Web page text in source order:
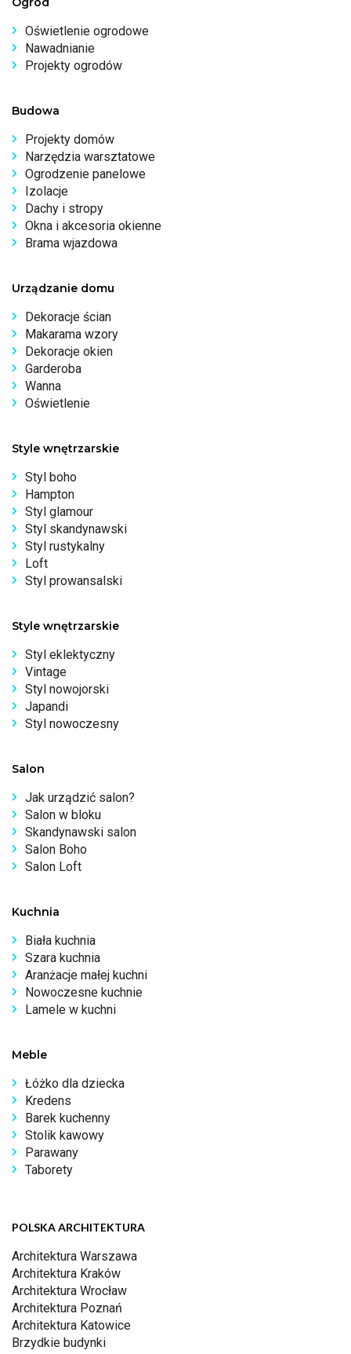
Oświetlenie ogrodowe
Nawadnianie
Projekty ogrodów
Budowa
Projekty domów
Narzędzia warsztatowe
Ogrodzenie panelowe
Izolacje
Dachy i stropy
Okna i akcesoria okienne
Brama wjazdowa
Urządzanie domu
Dekoracje ścian
Makarama wzory
Dekoracje okien
Garderoba
Wanna
Oświetlenie
Style wnętrzarskie
Styl boho
Hampton
Styl glamour
Styl skandynawski
Styl rustykalny
Loft
Styl prowansalski
Style wnętrzarskie
Styl eklektyczny
Vintage
Styl nowojorski
Japandi
Styl nowoczesny
Salon
Jak urządzić salon?
Salon w bloku
Skandynawski salon
Salon Boho
Salon Loft
Kuchnia
Biała kuchnia
Szara kuchnia
Aranżacje małej kuchni
Nowoczesne kuchnie
Lamele w kuchni
Meble
Łóżko dla dziecka
Kredens
Barek kuchenny
Stolik kawowy
Parawany
Taborety
POLSKA ARCHITEKTURA
Architektura Warszawa
Architektura Kraków
Architektura Wrocław
Architektura Poznań
Architektura Katowice
Brzydkie budynki